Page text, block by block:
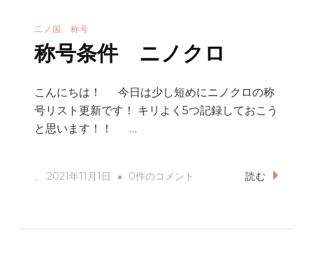
二ノ国 称号
称号条件 ニノクロ
こんにちは！ 今日は少し短めにニノクロの称
号リスト更新です！ キリよく5つ記録しておこう
と思います！！ …
、 2021年11月1日
称
0件のコメント 読む